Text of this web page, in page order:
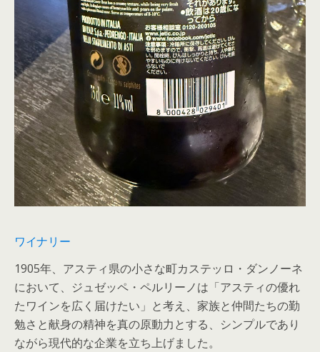
ワイナリー
1905年、アスティ県の小さな町カステッロ・ダンノーネ
において、ジュゼッペ・ペルリーノは「アスティの優れ
たワインを広く届けたい」と考え、家族と仲間たちの勤
勉さと献身の精神を真の原動力とする、シンプルであり
ながら現代的な企業を立ち上げました。